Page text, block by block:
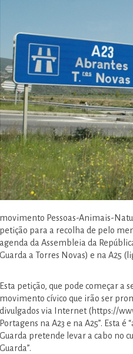
movimento Pessoas-Animais-
petição para a recolha de pelo
agenda da Assembleia da
Guarda a Torres Novas) e na A25
Esta petição, que pode começar a
movimento cívico que irão ser
divulgados via Internet (https://
Portagens na A23 e na A25”. Esta
Guarda pretende levar a cabo no
Guarda”.